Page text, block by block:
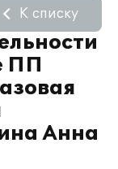
ПП
Анна
К списку